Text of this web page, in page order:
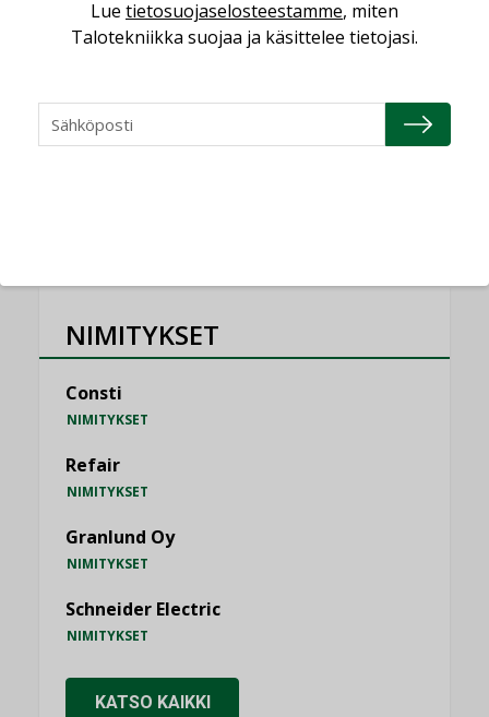
saatavien tietojen vertailukelpoisuus?
KOLUMNI
jämähtänyt ajassa paikalleen
MIELIPIDE
NIMITYKSET
Consti
NIMITYKSET
Refair
NIMITYKSET
Granlund Oy
NIMITYKSET
Schneider Electric
NIMITYKSET
KATSO KAIKKI
Lue tietosuojaselosteestamme, miten
Talotekniikka suojaa ja käsittelee tietojasi.